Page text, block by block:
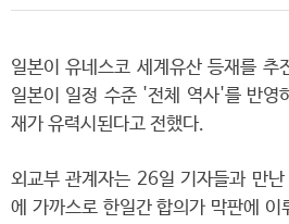
일본이 유네스코 세계유산 등재를 추
일본이 일정 수준 '전체 역사'를 반영
재가 유력시된다고 전했다.
외교부 관계자는 26일 기자들과 만
에 가까스로 한일간 합의가 막판에 이